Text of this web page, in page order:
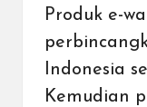
Produk e-
Indonesia
Kemudian